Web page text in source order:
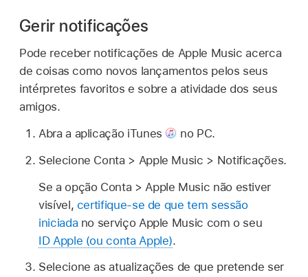
Gerir notificações
Pode receber notificações de Apple Music acerca
de coisas como novos lançamentos pelos seus
intérpretes favoritos e sobre a atividade dos seus
amigos.
Abra a aplicação iTunes
no PC.
Selecione Conta > Apple Music > Notificações.
Se a opção Conta > Apple Music não estiver
visível, certifique-se de que tem sessão
iniciada no serviço Apple Music com o seu
ID Apple (ou conta Apple).
Selecione as atualizações de que pretende ser